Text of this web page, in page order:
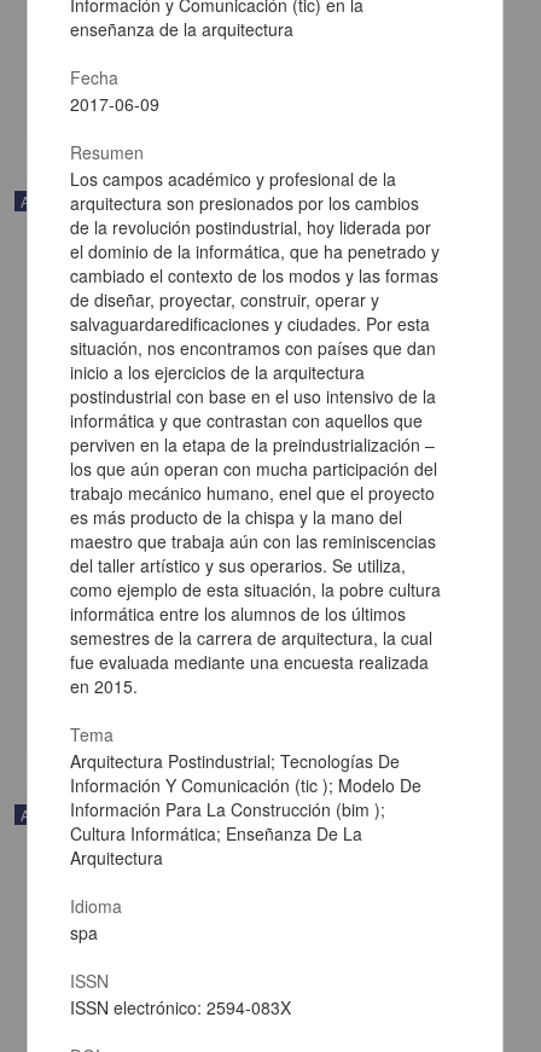
Jasso López, Carmina - Facultad de Ciencias Políticas y Sociales,
UNAM
Ciencias Sociales y Económicas
Artículo
The Construction of Other Women and Other Spaces: The Case of
San Miguel Teotongo
Castañeda López, Eric Ismael; Alcántara Hernández, Leonel;
García Rivera, Tania Montserrat - Facultad de Arquitectura, UNAM
2016-11-16
Multidisciplina
Miguel Teotongo, their resistance and expression in
Artículo
Información y Comunicación (tic) en la
enseñanza de la arquitectura
Fecha
2017-06-09
Resumen
Los campos académico y profesional de la
arquitectura son presionados por los cambios
de la revolución postindustrial, hoy liderada por
el dominio de la informática, que ha penetrado y
cambiado el contexto de los modos y las formas
de diseñar, proyectar, construir, operar y
salvaguardaredificaciones y ciudades. Por esta
situación, nos encontramos con países que dan
inicio a los ejercicios de la arquitectura
postindustrial con base en el uso intensivo de la
informática y que contrastan con aquellos que
perviven en la etapa de la preindustrialización –
los que aún operan con mucha participación del
trabajo mecánico humano, enel que el proyecto
es más producto de la chispa y la mano del
maestro que trabaja aún con las reminiscencias
del taller artístico y sus operarios. Se utiliza,
como ejemplo de esta situación, la pobre cultura
informática entre los alumnos de los últimos
semestres de la carrera de arquitectura, la cual
fue evaluada mediante una encuesta realizada
en 2015.
Tema
Arquitectura Postindustrial; Tecnologías De
Información Y Comunicación (tic ); Modelo De
Información Para La Construcción (bim );
Cultura Informática; Enseñanza De La
Arquitectura
Idioma
spa
ISSN
ISSN electrónico: 2594-083X